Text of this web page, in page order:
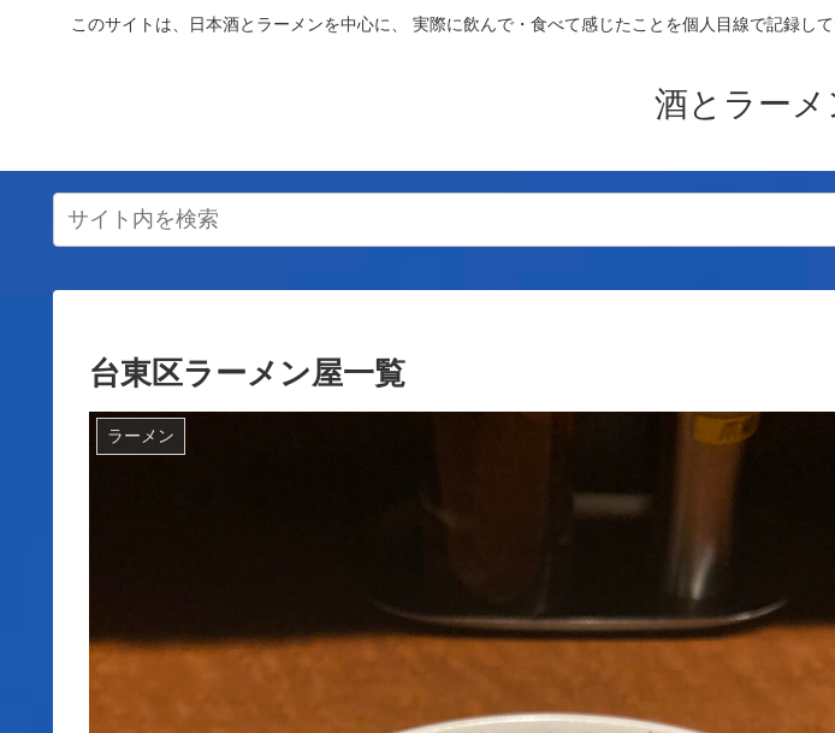
このサイトは、日本酒とラーメンを中心に、 実際に飲んで・食べて感じたことを個人目線で記録し
酒とラーメ
台東区ラーメン屋一覧
ラーメン